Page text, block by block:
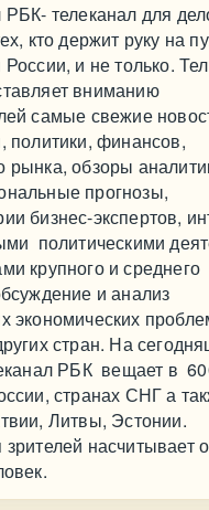
РБК- телеканал для
кто держит руку на
и не только.
вниманию
самые свежие
политики, финансов,
рынка, обзоры
прогнозы,
бизнес-экспертов,
политическими
крупного и среднего
и анализ
экономических
стран. На
РБК вещает в
странах СНГ а
Литвы, Эстонии.
насчитывает